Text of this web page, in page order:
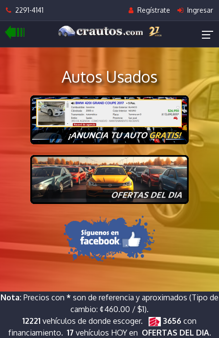
2291-4141 Regístrate Ingresar
Autos Usados
Nota: Precios con * son de referencia y aproximados (Tipo de
cambio: ¢460.00 / $1).
12221 vehículos de donde escoger. 3656 con
financiamiento. 17 vehículos HOY en OFERTAS DEL DIA.